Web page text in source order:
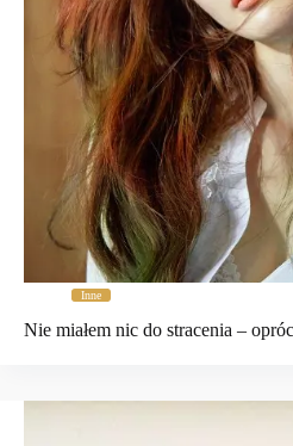
Inne
Nie miałem nic do stracenia –